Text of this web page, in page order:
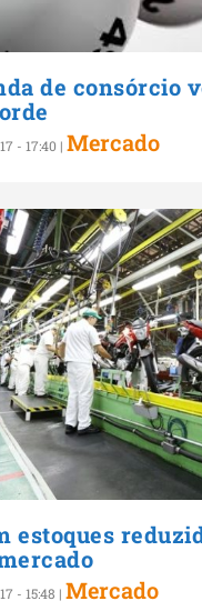
de consórcio
- 17:40 | Mercado
estoques
- 15:48 | Mercado